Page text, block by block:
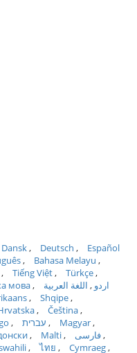
Dansk Deutsch
Español
Bahasa Melayu
Tiếng Việt
Türkçe
мова اردو
اللغة العربية
Shqipe
Čeština
עברית
Magyar
Malti
فارسی
ไทย Cymraeg